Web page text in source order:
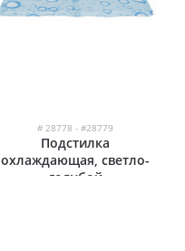
# 28778 - #28779
Подстилка
охлаждающая, светло-
голубой